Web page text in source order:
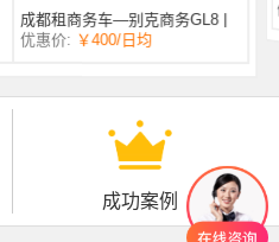
成都租商务车—别克商务GL8 |
自动挡 | 7座
优惠价: ￥400/日均
成功案例